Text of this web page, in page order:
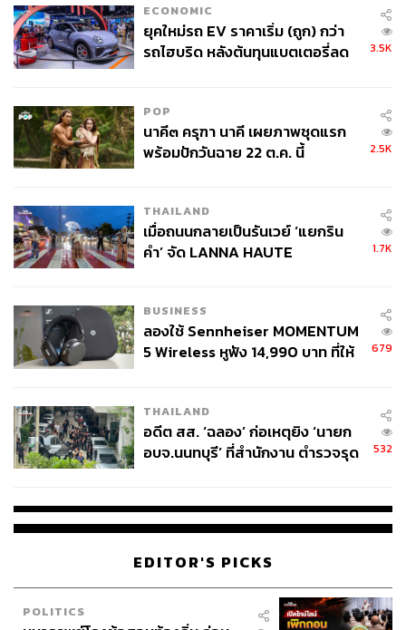
ECONOMIC
ยุคใหม่รถ EV ราคาเริ่ม (ถูก) กว่า
รถไฮบริด หลังต้นทุนแบตเตอรี่ลด
3.5K
POP
นาคี๓ ครุฑา นาคี เผยภาพชุดแรก
พร้อมปักวันฉาย 22 ต.ค. นี้
2.5K
THAILAND
เมื่อถนนกลายเป็นรันเวย์ ‘แยกริน
คำ’ จัด LANNA HAUTE
1.7K
BUSINESS
ลองใช้ Sennheiser MOMENTUM
5 Wireless หูฟัง 14,990 บาท ที่ให้
679
THAILAND
อดีต สส. ‘ฉลอง’ ก่อเหตุยิง ‘นายก
อบจ.นนทบุรี’ ที่สำนักงาน ตำรวจรุด
532
EDITOR'S PICKS
POLITICS